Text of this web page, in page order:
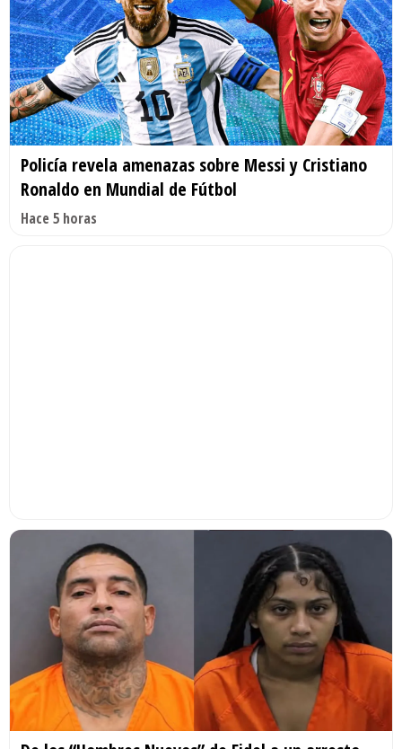
Policía revela amenazas sobre Messi y Cristiano
Ronaldo en Mundial de Fútbol
Hace 5 horas